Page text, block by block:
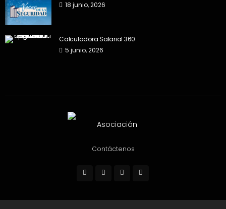
18 junio, 2026
Calculadora Salarial 360
5 junio, 2026
Contáctenos